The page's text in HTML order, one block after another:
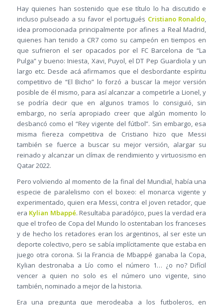
Hay quienes han sostenido que ese título lo ha discutido e
incluso pulseado a su favor el portugués Cristiano Ronaldo,
idea promocionada principalmente por afines a Real Madrid,
quienes han tenido a CR7 como su campeón en tiempos en
que sufrieron el ser opacados por el FC Barcelona de “La
Pulga” y bueno: Iniesta, Xavi, Puyol, el DT Pep Guardiola y un
largo etc. Desde acá afirmamos que el desbordante espíritu
competitivo de “El Bicho” lo forzó a buscar la mejor versión
posible de él mismo, para así alcanzar a competirle a Lionel, y
se podría decir que en algunos tramos lo consiguió, sin
embargo, no sería apropiado creer que algún momento lo
desbancó como el “Rey vigente del fútbol”. Sin embargo, esa
misma fiereza competitiva de Cristiano hizo que Messi
también se fuerce a buscar su mejor versión, alargar su
reinado y alcanzar un clímax de rendimiento y virtuosismo en
Qatar 2022.
Pero volviendo al momento de la final del Mundial, había una
especie de paralelismo con el boxeo: el monarca vigente y
experimentado, quien era Messi, contra el joven retador, que
era Kylian Mbappé. Resultaba paradójico, pues la verdad era
que el trofeo de Copa del Mundo lo ostentaban los franceses
y de hecho los retadores eran los argentinos, al ser este un
deporte colectivo, pero se sabía implícitamente que estaba en
juego otra corona. Si la Francia de Mbappé ganaba la Copa,
Kylian destronaba a Lío como el número 1… ¿o no? Difícil
vencer a quien no solo es el número uno vigente, sino
también, nominado a mejor de la historia.
Era una pregunta que merodeaba a los futboleros, en